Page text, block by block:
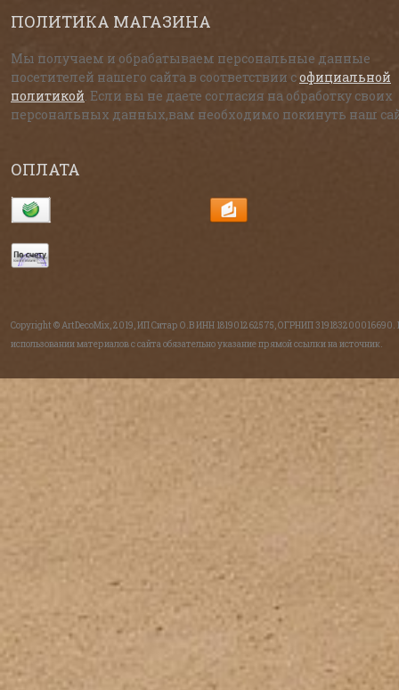
ПОЛИТИКА МАГАЗИНА
Мы получаем и обрабатываем персональные данные
посетителей нашего сайта в соответствии софициальной
политикой . Если вы не даете согласия на обработку своих
персональных данных,вам необходимо покинуть наш
ОПЛАТА
Copyright © ArtDecoMix, 2019, ИП Ситар О.В ИНН 181901262575, ОГРНИП 319183200016690.
использовании материалов с сайта обязательно указание прямой ссылки на источник.